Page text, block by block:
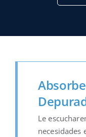
Le
necesidades